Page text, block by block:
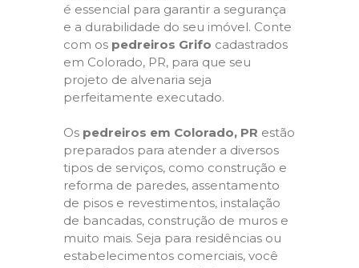
é essencial para garantir a segurança
e a durabilidade do seu imóvel. Conte
com os pedreiros Grifo cadastrados
em Colorado, PR, para que seu
projeto de alvenaria seja
perfeitamente executado.
Os pedreiros em Colorado, PR estão
preparados para atender a diversos
tipos de serviços, como construção e
reforma de paredes, assentamento
de pisos e revestimentos, instalação
de bancadas, construção de muros e
muito mais. Seja para residências ou
estabelecimentos comerciais, você